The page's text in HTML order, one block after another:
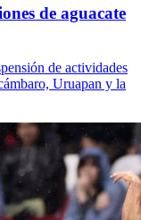
de aguacate
de actividades
Uruapan y la